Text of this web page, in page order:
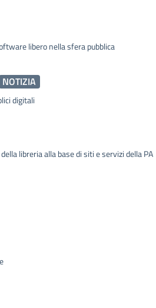
libero nella sfera pubblica
NOTIZIA
digitali
libreria alla base di siti e servizi della PA